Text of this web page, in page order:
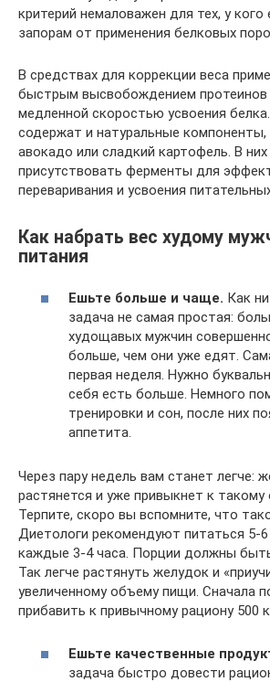
критерий немаловажен для тех, у кого
запорам от применения белковых
В средствах для коррекции веса
быстрым высвобождением протеинов
медленной скоростью усвоения
содержат и натуральные компоненты,
авокадо или сладкий картофель. В них
присутствовать ферменты для
переваривания и усвоения
Как набрать вес худому
питания
Ешьте больше и чаще. Как
задача не самая простая:
худощавых мужчин
больше, чем они уже едят.
первая неделя. Нужно
себя есть больше. Немного
тренировки и сон, после них
аппетита.
Через пару недель вам станет легче:
растянется и уже привыкнет к
Терпите, скоро вы вспомните, что
Диетологи рекомендуют питаться 5-6
каждые 3-4 часа. Порции должны
Так легче растянуть желудок и
увеличенному объему пищи. Сначала
прибавить к привычному рациону 500
Ешьте качественные
задача быстро довести